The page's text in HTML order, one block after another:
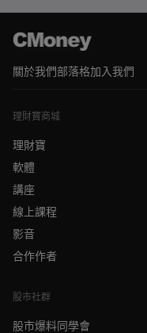
關於我們部落格加入我們
理財寶商城
理財寶
軟體
講座
線上課程
影音
合作作者
股市社群
股市爆料同學會